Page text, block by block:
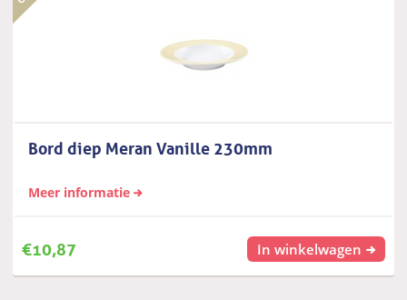
Bord diep Meran Vanille 230mm
Meer informatie
€10,87 In winkelwagen